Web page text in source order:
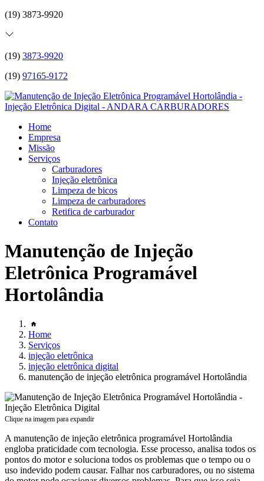
(19) 3873-9920
(19) 3873-9920
(19) 97165-9172
Home
Empresa
Missão
Serviços
Carburadores
Injeção eletrônica
Limpeza de bicos
Limpeza de carburadores
Retifica de carburador
Contato
Manutenção de Injeção
Eletrônica Programável
Hortolândia
Home
Serviços
injeção eletrônica
injeção eletrônica digital
manutenção de injeção eletrônica programável Hortolândia
Clique na imagem para expandir
A manutenção de injeção eletrônica programável Hortolândia
engloba praticidade com tecnologia. Esse processo, analisa todos os
pontos do motor e soluciona todos os problemas que o tempo ou o
uso indevido podem causar. Falhar nos carburadores, ou no sistema